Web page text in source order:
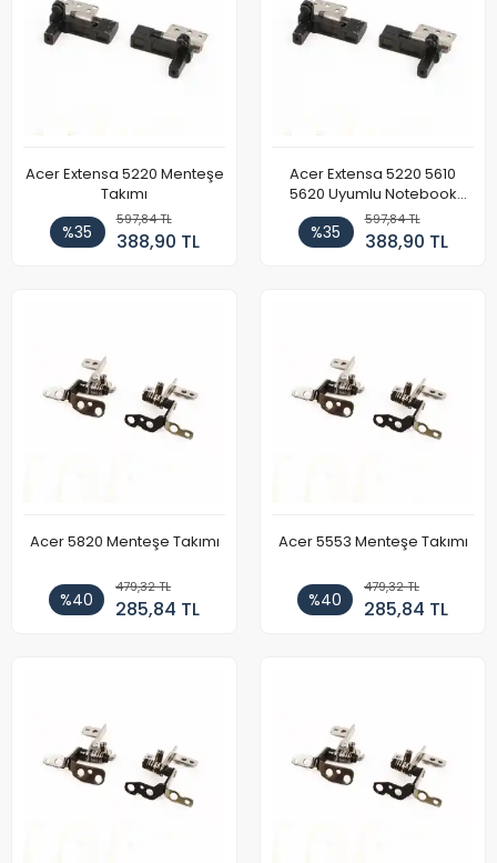
Acer Extensa 5220 Menteşe
Takımı
%35
597,84 TL
388,90 TL
Acer Extensa 5220 5610
5620 Uyumlu Notebook
Menteşe Takımı
%35
597,84 TL
388,90 TL
Acer 5820 Menteşe Takımı
%40
479,32 TL
285,84 TL
Acer 5553 Menteşe Takımı
%40
479,32 TL
285,84 TL